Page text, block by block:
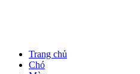
Trang chủ
Chó